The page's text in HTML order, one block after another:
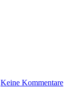
Keine Kommentare